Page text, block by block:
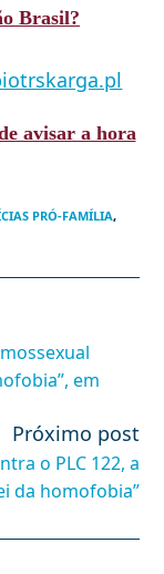
Brasil?
avisar a hora
PRÓ-FAMÍLIA,
em
Próximo post
o PLC 122, a
da homofobia”